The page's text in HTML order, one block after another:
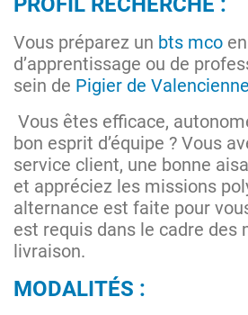
Vous préparez un bts mco
d’apprentissage ou de
sein de Pigier de
Vous êtes efficace,
bon esprit d’équipe ? Vous
service client, une bonne
et appréciez les missions
alternance est faite pour
est requis dans le cadre des
livraison.
MODALITÉS :